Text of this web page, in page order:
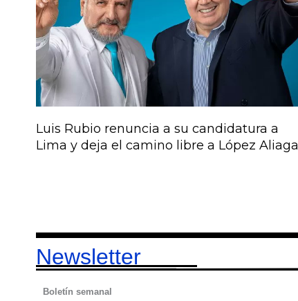
Luis Rubio renuncia a su candidatura a
Lima y deja el camino libre a López Aliaga
Newsletter
Boletín semanal